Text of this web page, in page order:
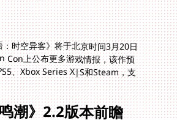
：时空异客》将于北京时间3月20日
Con上公布更多游戏情报，该作预
PS5、Xbox Series X|S和Steam，支
潮》2.2版本前瞻